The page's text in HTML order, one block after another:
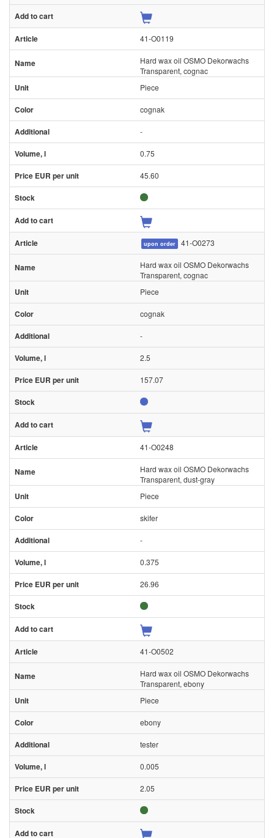
41-O0119
Hard wax oil OSMO Dekorwachs
Transparent, cognac
Piece
cognak
-
0.75
45.60
upon order 41-O0273
Hard wax oil OSMO Dekorwachs
Transparent, cognac
Piece
cognak
-
2.5
157.07
41-O0248
Hard wax oil OSMO Dekorwachs
Transparent, dust-gray
Piece
skifer
-
0.375
26.96
41-O0502
Hard wax oil OSMO Dekorwachs
Transparent, ebony
Piece
ebony
tester
0.005
2.05